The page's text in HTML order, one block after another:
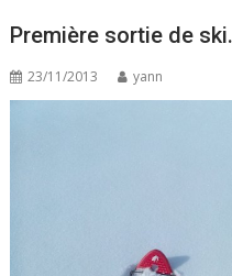
Première sortie de
23/11/2013 yann